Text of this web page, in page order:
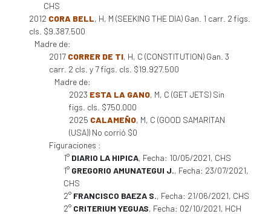
CHS
2012 CORA BELL, H, M (SEEKING THE DIA) Gan. 1 carr. 2 figs.
cls. $9.387.500
Madre de:
2017 CORRER DE TI, H, C (CONSTITUTION) Gan. 3
carr. 2 cls. y 7 figs. cls. $19.927.500
Madre de:
2023 ESTA LA GANO, M, C (GET JETS) Sin
figs. cls. $750.000
2025 CALAMEÑO, M, C (GOOD SAMARITAN
(USA)) No corrió $0
Figuraciones :
1° DIARIO LA HIPICA, Fecha: 10/05/2021, CHS
1° GREGORIO AMUNATEGUI J., Fecha: 23/07/2021,
CHS
2° FRANCISCO BAEZA S., Fecha: 21/06/2021, CHS
2° CRITERIUM YEGUAS, Fecha: 02/10/2021, HCH